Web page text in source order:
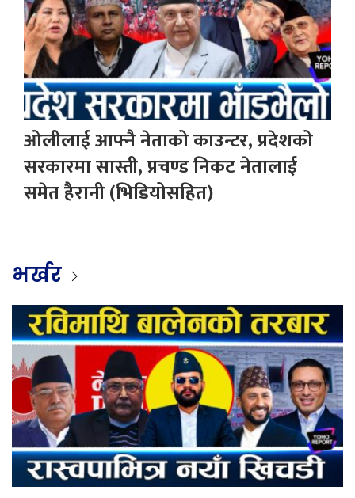
ओलीलाई आफ्नै नेताको काउन्टर, प्रदेशको
सरकारमा सास्ती, प्रचण्ड निकट नेतालाई
समेत हैरानी (भिडियोसहित)
भर्खर